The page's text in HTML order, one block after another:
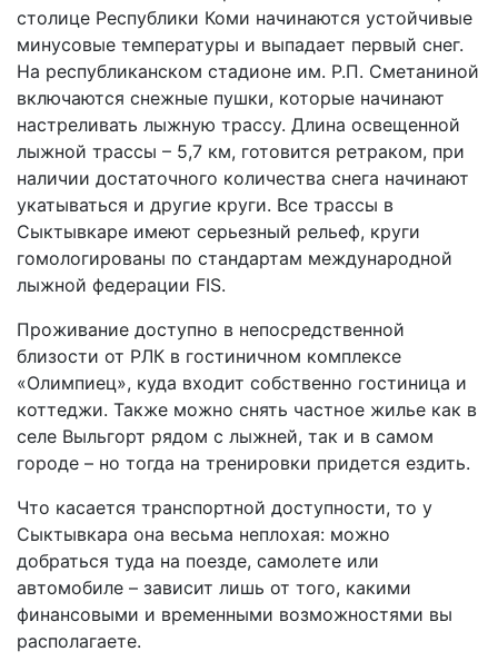
столице Республики Коми начинаются устойчивые
минусовые температуры и выпадает первый снег.
На республиканском стадионе им. Р.П. Сметаниной
включаются снежные пушки, которые начинают
настреливать лыжную трассу. Длина освещенной
лыжной трассы – 5,7 км, готовится ретраком, при
наличии достаточного количества снега начинают
укатываться и другие круги. Все трассы в
Сыктывкаре имеют серьезный рельеф, круги
гомологированы по стандартам международной
лыжной федерации FIS.
Проживание доступно в непосредственной
близости от РЛК в гостиничном комплексе
«Олимпиец», куда входит собственно гостиница и
коттеджи. Также можно снять частное жилье как в
селе Выльгорт рядом с лыжней, так и в самом
городе – но тогда на тренировки придется ездить.
Что касается транспортной доступности, то у
Сыктывкара она весьма неплохая: можно
добраться туда на поезде, самолете или
автомобиле – зависит лишь от того, какими
финансовыми и временными возможностями вы
располагаете.